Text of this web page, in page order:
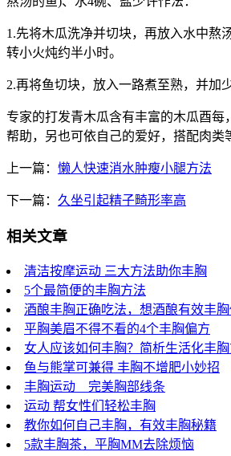
1.先将木瓜洗净并切块，再放入水中熬
转小火炖约半小时。
2.再将鱼切块，放入一路煮至熟，并加
专家的打发青木瓜含有丰富的木瓜酉每
帮助，另也可依自己的爱好，搭配肉类
上一篇： 懒人快速消水肿瘦小腿方法
下一篇： 久坐引起精子畸形率高
相关文章
清洁按摩运动 三大方法助你丰胸
5个最简便的丰胸方法
酒酿丰胸正确吃法，想酒酿有效丰
平胸美眉不得不看的4个丰胸偏方
女人应该如何丰胸？简析生活化丰
鱼与熊掌可兼得 丰胸不增肥小妙招
丰胸运动 完美胸部线条
运动 帮女性们轻松丰胸
教你如何自己丰胸，有效丰胸秘籍
5款丰胸茶，平胸MM去除烦恼